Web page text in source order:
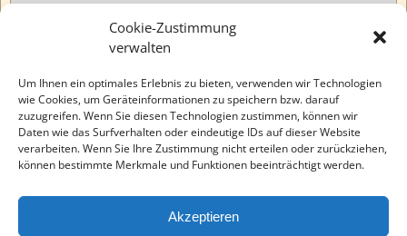
Cookie-Zustimmung
verwalten
Um Ihnen ein optimales Erlebnis zu bieten, verwenden wir Technologien
wie Cookies, um Geräteinformationen zu speichern bzw. darauf
zuzugreifen. Wenn Sie diesen Technologien zustimmen, können wir
Daten wie das Surfverhalten oder eindeutige IDs auf dieser Website
verarbeiten. Wenn Sie Ihre Zustimmung nicht erteilen oder zurückziehen,
können bestimmte Merkmale und Funktionen beeinträchtigt werden.
Akzeptieren
Varia